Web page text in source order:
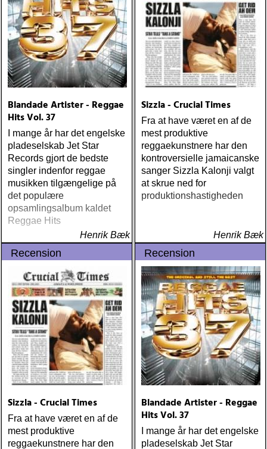
Blandade Artister - Reggae
Hits Vol. 37
I mange år har det engelske
pladeselskab Jet Star
Records gjort de bedste
singler indenfor reggae
musikken tilgængelige på
det populære
opsamlingsalbum kaldet
Reggae Hits
Henrik Bæk
Sizzla - Crucial Times
Fra at have været en af de
mest produktive
reggaekunstnere har den
kontroversielle jamaicanske
sanger Sizzla Kalonji valgt
at skrue ned for
produktionshastigheden
Henrik Bæk
Recension
Sizzla - Crucial Times
Fra at have været en af de
mest produktive
reggaekunstnere har den
Recension
Blandade Artister - Reggae
Hits Vol. 37
I mange år har det engelske
pladeselskab Jet Star